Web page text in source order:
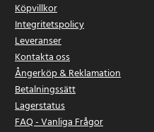
Köpvillkor
Integritetspolicy
Leveranser
Kontakta oss
Ångerköp & Reklamation
Betalningssätt
Lagerstatus
FAQ - Vanliga Frågor